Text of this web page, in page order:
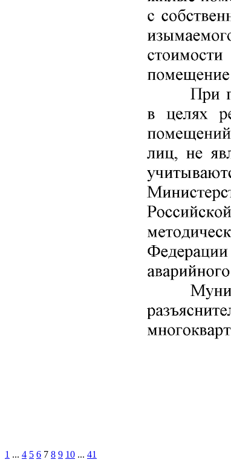
1 ... 4 5 6 7 8 9 10 ... 41